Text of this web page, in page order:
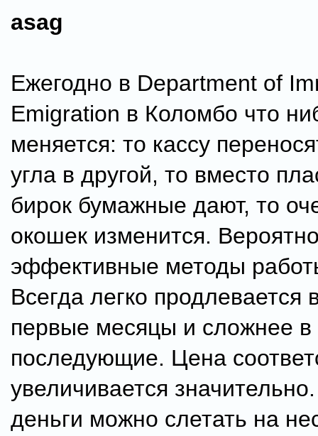
asag
Ежегодно в Department of
Emigration в Коломбо что
меняется: то кассу
угла в другой, то вместо
бирок бумажные дают, то
окошек изменится.
эффективные методы
Всегда легко продлевается
первые месяцы и сложнее в
последующие. Цена
увеличивается
деньги можно слетать на